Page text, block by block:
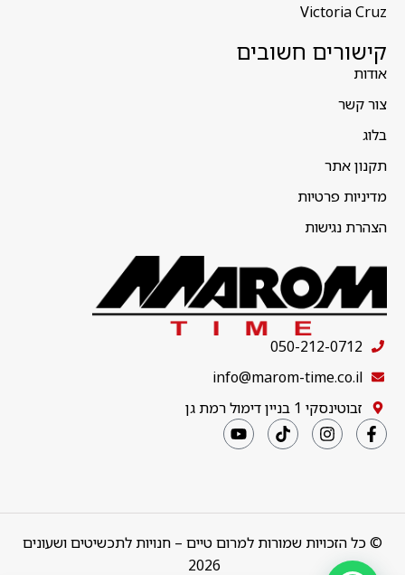
Victoria Cruz
קישורים חשובים
אודות
צור קשר
בלוג
תקנון אתר
מדיניות פרטיות
הצהרת נגישות
050-212-0712
info@marom-time.co.il
זבוטינסקי 1 בניין דימול רמת גן
© כל הזכויות שמורות למרום טיים – חנויות לתכשיטים ושעונים
2026